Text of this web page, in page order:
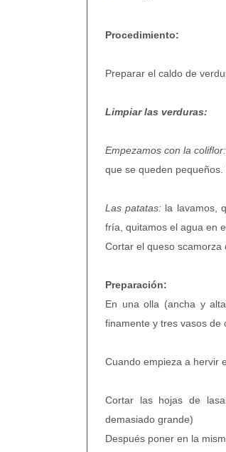
Procedimiento:
Preparar el caldo de
Limpiar las verduras:
Empezamos con la coliflor:
que se queden
Las patatas: la lavamos,
fría, quitamos el agua en
Cortar el queso scamorza
Preparación:
En una olla (ancha y
finamente y tres vasos de
Cuando empieza a hervir
Cortar las hojas de
demasiado grande)
Después poner en la